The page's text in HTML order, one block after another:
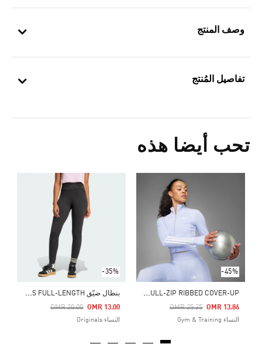
وصف المنتج
تفاصيل المُنتج
تحب أيضا هذه
-45%
H
YPERGLAM FULL-ZIP RIBBED COVER-UP
Price Reduced From
OMR 25.25
To OMR 13.86
النساء Gym & Training
-35%
ب
نطال ضيّق NEUCLASSICS FULL-LENGTH
Price Reduced From
OMR 20.00
To OMR 13.00
النساء Originals
Price Reduced From